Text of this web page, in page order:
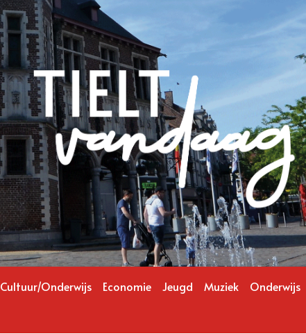
Cultuur/Onderwijs Economie Jeugd Muziek Onderwijs